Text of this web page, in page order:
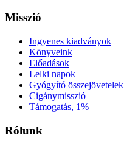
Misszió
Ingyenes kiadványok
Könyveink
Előadások
Lelki napok
Gyógyító összejövetelek
Cigánymisszió
Támogatás, 1%
Rólunk